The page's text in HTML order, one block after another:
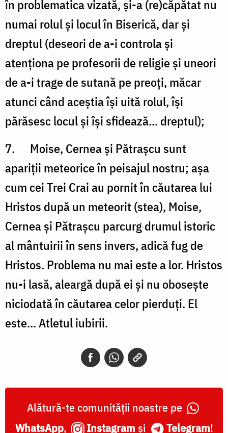
în problematica vizată, şi-a (re)căpătat nu
numai rolul şi locul în Biserică, dar şi
dreptul (deseori de a-i controla şi
atenţiona pe profesorii de religie şi uneori
de a-i trage de sutană pe preoţi, măcar
atunci când aceştia îşi uită rolul, îşi
părăsesc locul şi îşi sfidează... dreptul);
7. Moise, Cernea şi Pătraşcu sunt
apariţii meteorice în peisajul nostru; aşa
cum cei Trei Crai au pornit în căutarea lui
Hristos după un meteorit (stea), Moise,
Cernea şi Pătraşcu parcurg drumul istoric
al mântuirii în sens invers, adică fug de
Hristos. Problema nu mai este a lor. Hristos
nu-i lasă, aleargă după ei şi nu oboseşte
niciodată în căutarea celor pierduţi. El
este... Atletul iubirii.
Alătură-te comunității noastre pe
WhatsApp, Instagram și Telegram!